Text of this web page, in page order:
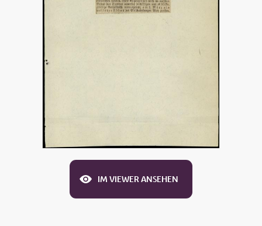
IM VIEWER ANSEHEN